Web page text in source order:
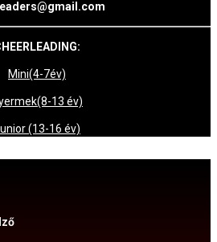
Mini(4-7év)
13 év)
(13-16 év)